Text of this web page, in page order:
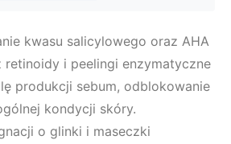
kwasu salicylowego oraz AHA
retinoidy i peelingi enzymatyczne
produkcji sebum, odblokowanie
kondycji skóry.
o glinki i maseczki